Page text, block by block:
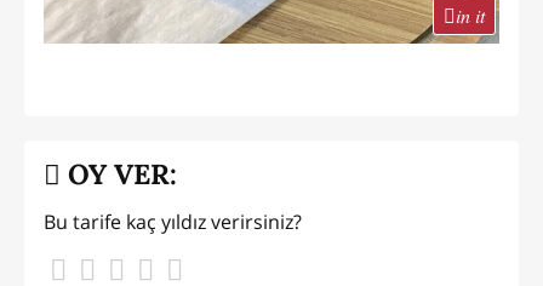
in it
OY VER:
Bu tarife kaç yıldız verirsiniz?